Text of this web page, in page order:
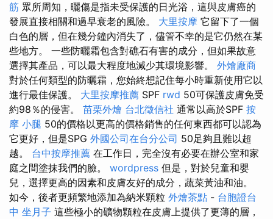
筋 眾所周知，曬傷是指未受保護的日光浴，這與皮膚癌的
發展直接相關和過早衰老的風險。 大里按摩 它留下了一個
白色的層，但在幾分鐘內消失了，儘管不幸的是它仍然在某
些地方。 一些防曬霜包含對礁石有害的成分，但如果故意
選擇其產品，可以最大程度地減少其環境影響。 外燴廠商
對於任何類型的防曬霜，您始終想記住每小時重新使用它以
進行最佳保護。 大里按摩推薦 SPF rwd 50可保護皮膚免受
約98％的侵害。 苗栗外燴 台北徵信社 通常以高於SPF 按
摩 小腿 50的價格以更高的價格銷售的任何東西都可以認為
它更好，但是SPG 外國公司在台分公司 50足夠且難以超
越。 台中按摩推薦 在工作日，完全沒有必要在辦公室和家
庭之間塗抹我們的臉。 wordpress 但是，對於兒童和嬰
兒，選擇更高的因素和皮膚友好的成分，蔬菜黃油和油。
如今，後者更頻繁地添加為納米顆粒 外燴茶點 - 台胞證台
中 坐月子 這些極小的礦物顆粒在皮膚上提供了更薄的層，